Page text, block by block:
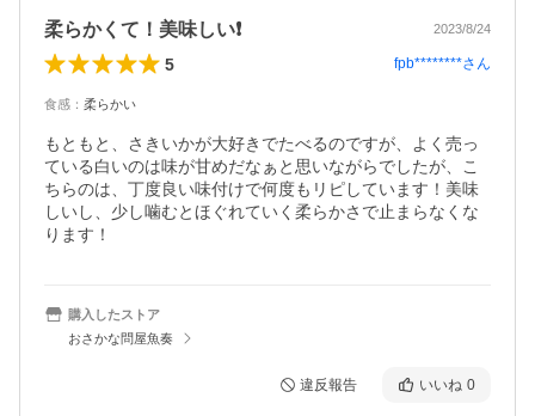
柔らかくて！美味しい❗️ 2023/8/24
5 fpb********さん
食感 ： 柔らかい
もともと、さきいかが大好きでたべるのですが、よく売っ
ている白いのは味が甘めだなぁと思いながらでしたが、こ
ちらのは、丁度良い味付けで何度もリピしています！美味
しいし、少し噛むとほぐれていく柔らかさで止まらなくな
ります！
購入したストア
おさかな問屋魚奏
違反報告 いいね 0